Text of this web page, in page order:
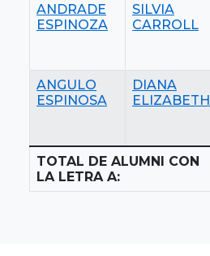
ANDRADE
ESPINOZA
SILVIA
CARROLL
ANGULO
ESPINOSA
DIANA
ELIZABETH
TOTAL DE ALUMNI CON
LA LETRA A: